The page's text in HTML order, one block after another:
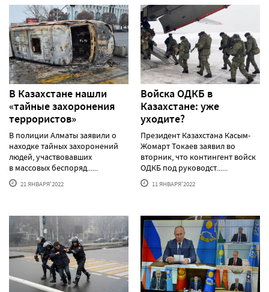
В Казахстане нашли
«тайные захоронения
террористов»
В полиции Алматы заявили о
находке тайных захоронений
людей, участвовавших
в массовых беспоряд......
21 ЯНВАРЯ'2022
Войска ОДКБ в
Казахстане: уже
уходите?
Президент Казахстана Касым-
Жомарт Токаев заявил во
вторник, что контингент войск
ОДКБ под руководст......
11 ЯНВАРЯ'2022